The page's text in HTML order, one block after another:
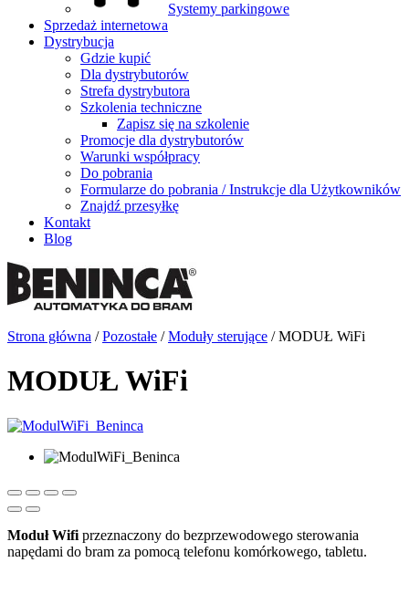
Systemy parkingowe
Sprzedaż internetowa
Dystrybucja
Gdzie kupić
Dla dystrybutorów
Strefa dystrybutora
Szkolenia techniczne
Zapisz się na szkolenie
Promocje dla dystrybutorów
Warunki współpracy
Do pobrania
Formularze do pobrania / Instrukcje dla Użytkowników
Znajdź przesyłkę
Kontakt
Blog
Strona główna /Pozostałe /Moduły sterujące / MODUŁ WiFi
MODUŁ WiFi
Moduł Wifi przeznaczony do bezprzewodowego sterowania
napędami do bram za pomocą telefonu komórkowego, tabletu.